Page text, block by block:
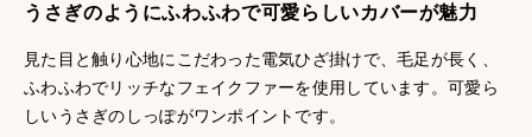
うさぎのようにふわふわで可愛らしいカバーが魅力
見た目と触り心地にこだわった電気ひざ掛けで、毛足が長く、
ふわふわでリッチなフェイクファーを使用しています。可愛ら
しいうさぎのしっぽがワンポイントです。